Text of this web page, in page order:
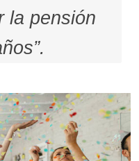
la pensión